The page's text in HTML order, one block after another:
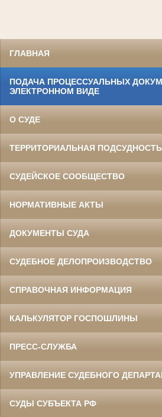
ГЛАВНАЯ
ПОДАЧА ПРОЦЕССУАЛЬНЫХ
ЭЛЕКТРОННОМ ВИДЕ
О СУДЕ
ТЕРРИТОРИАЛЬНАЯ ПОДСУДНОСТЬ
СУДЕЙСКОЕ СООБЩЕСТВО
НОРМАТИВНЫЕ АКТЫ
ДОКУМЕНТЫ СУДА
СУДЕБНОЕ ДЕЛОПРОИЗВОДСТВО
СПРАВОЧНАЯ ИНФОРМАЦИЯ
КАЛЬКУЛЯТОР ГОСПОШЛИНЫ
ПРЕСС-СЛУЖБА
УПРАВЛЕНИЕ СУДЕБНОГО
СУДЫ СУБЪЕКТА РФ